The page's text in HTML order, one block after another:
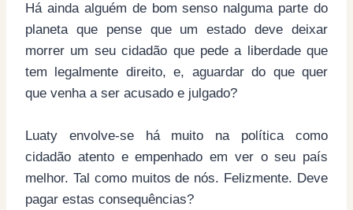
Há ainda alguém de bom senso nalguma parte do
planeta que pense que um estado deve deixar
morrer um seu cidadão que pede a liberdade que
tem legalmente direito, e, aguardar do que quer
que venha a ser acusado e julgado?
Luaty envolve-se há muito na política como
cidadão atento e empenhado em ver o seu país
melhor. Tal como muitos de nós. Felizmente. Deve
pagar estas consequências?